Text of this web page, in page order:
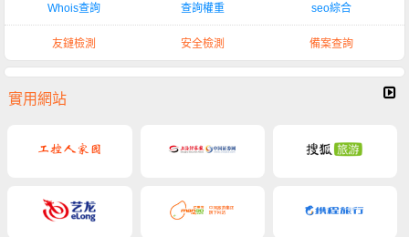
Whois查詢 查詢權重 seo綜合
友鏈檢測 安全檢測 備案查詢
實用網站